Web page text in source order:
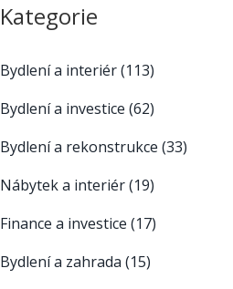
Kategorie
Bydlení a interiér(113)
Bydlení a investice (62)
Bydlení a rekonstrukce (33)
Nábytek a interiér(19)
Finance a investice (17)
Bydlení a zahrada (15)